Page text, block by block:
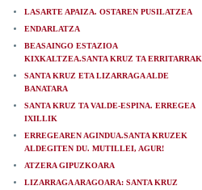
LASARTE APAIZA. OSTAREN PUSILATZEA
ENDARLATZA
BEASAINGO ESTAZIOA
KIXKALTZEA.SANTA KRUZ TA ERRITARRAK
SANTA KRUZ ETA LIZARRAGA ALDE
BANATARA
SANTA KRUZ TA VALDE-ESPINA. ERREGEA
IXILLIK
ERREGEAREN AGINDUA.SANTA KRUZEK
ALDEGITEN DU. MUTILLEI, AGUR!
ATZERA GIPUZKOARA
LIZARRAGA ARAGOARA: SANTA KRUZ